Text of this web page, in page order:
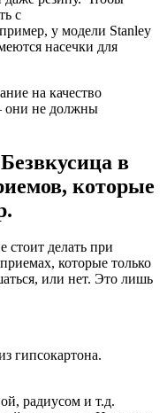
с
у модели Stanley
насечки для
на качество
они не должны
в
которые
стоит делать при
которые только
или нет. Это лишь
гипсокартона.
радиусом и т.д.